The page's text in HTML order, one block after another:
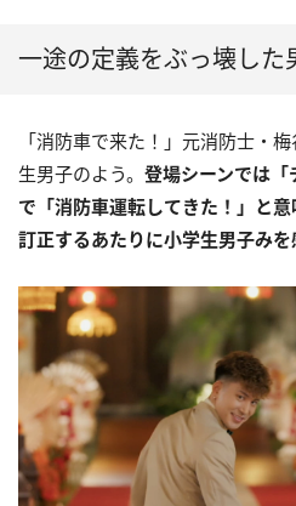
一途の定義をぶっ壊した
「消防車で来た！」元消防士・
生男子のよう。 登場シーンでは
で「消防車運転してきた！」と
訂正するあたりに小学生男子みを